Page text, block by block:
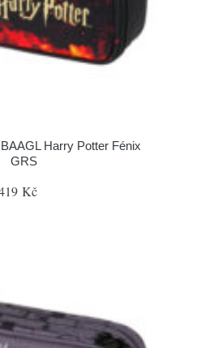
Harry Potter Fénix
GRS
Kč